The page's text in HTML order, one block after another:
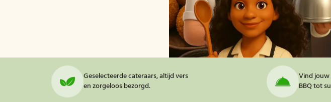
Geselecteerde cateraars, altijd vers
en zorgeloos bezorgd.
Vind
BBQ tot